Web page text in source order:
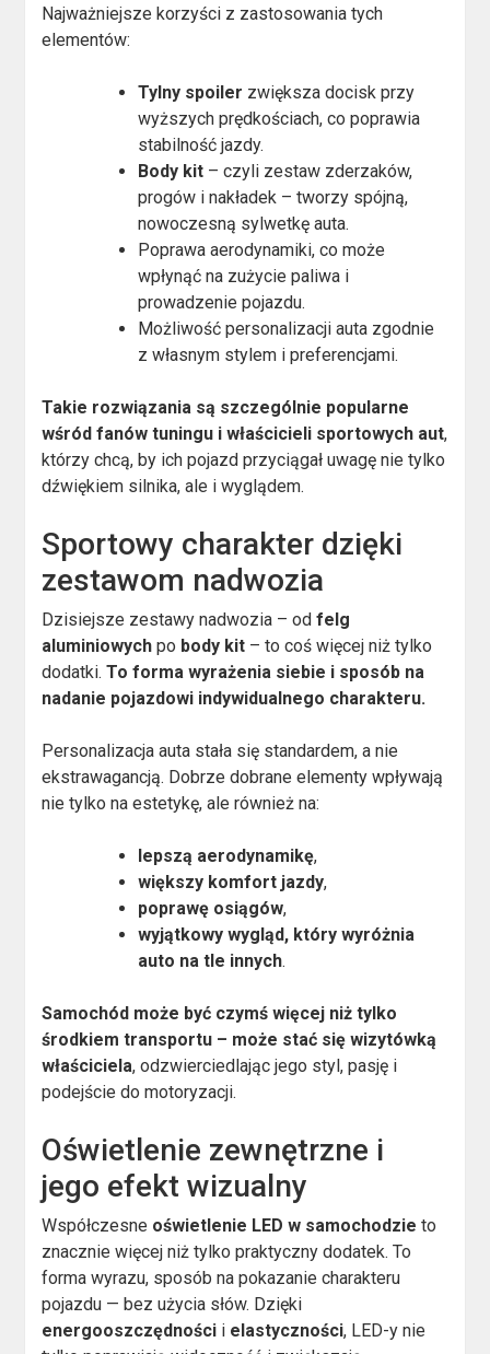
Najważniejsze korzyści z zastosowania tych
elementów:
Tylny spoiler zwiększa docisk przy
wyższych prędkościach, co poprawia
stabilność jazdy.
Body kit – czyli zestaw zderzaków,
progów i nakładek – tworzy spójną,
nowoczesną sylwetkę auta.
Poprawa aerodynamiki, co może
wpłynąć na zużycie paliwa i
prowadzenie pojazdu.
Możliwość personalizacji auta zgodnie
z własnym stylem i preferencjami.
Takie rozwiązania są szczególnie popularne
wśród fanów tuningu i właścicieli sportowych aut,
którzy chcą, by ich pojazd przyciągał uwagę nie tylko
dźwiękiem silnika, ale i wyglądem.
Sportowy charakter dzięki
zestawom nadwozia
Dzisiejsze zestawy nadwozia – odfelg
aluminiowych po body kit – to coś więcej niż tylko
dodatki.To forma wyrażenia siebie i sposób na
nadanie pojazdowi indywidualnego charakteru.
Personalizacja auta stała się standardem, a nie
ekstrawagancją. Dobrze dobrane elementy wpływają
nie tylko na estetykę, ale również na:
lepszą aerodynamikę,
większy komfort jazdy,
poprawę osiągów,
wyjątkowy wygląd, który wyróżnia
auto na tle innych.
Samochód może być czymś więcej niż tylko
środkiem transportu – może stać się wizytówką
właściciela, odzwierciedlając jego styl, pasję i
podejście do motoryzacji.
Oświetlenie zewnętrzne i
jego efekt wizualny
Współczesne oświetlenie LED w samochodzie to
znacznie więcej niż tylko praktyczny dodatek. To
forma wyrazu, sposób na pokazanie charakteru
pojazdu — bez użycia słów. Dzięki
energooszczędności i elastyczności, LED-y nie